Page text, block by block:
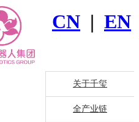
CN | EN
关于千玺
全产业链